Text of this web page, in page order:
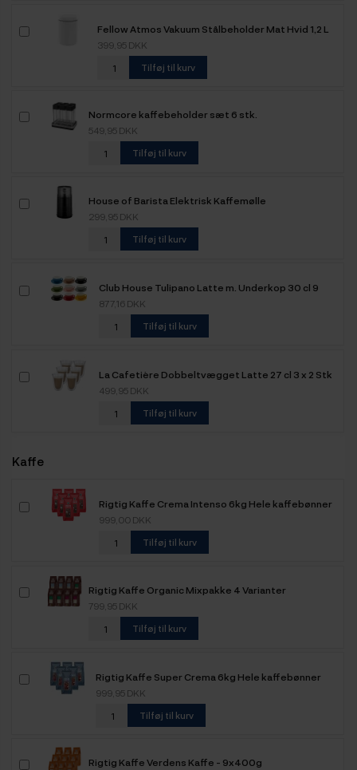
Fellow Atmos Vakuum Stålbeholder Mat Hvid 1,2 L
399,95 DKK
Tilføj til kurv
Normcore kaffebeholder sæt 6 stk.
549,95 DKK
Tilføj til kurv
House of Barista Elektrisk Kaffemølle
299,95 DKK
Tilføj til kurv
Club House Tulipano Latte m. Underkop 30 cl 9
Stk
877,16 DKK
Tilføj til kurv
La Cafetière Dobbeltvægget Latte 27 cl 3 x 2 Stk
499,95 DKK
Tilføj til kurv
Kaffe
Rigtig Kaffe Crema Intenso 6kg Hele kaffebønner
999,00 DKK
Tilføj til kurv
Rigtig Kaffe Organic Mixpakke 4 Varianter
799,95 DKK
Tilføj til kurv
Rigtig Kaffe Super Crema 6kg Hele kaffebønner
999,95 DKK
Tilføj til kurv
Rigtig Kaffe Verdens Kaffe - 9x400g